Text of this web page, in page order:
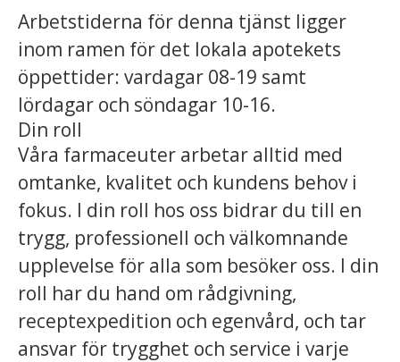
Arbetstiderna för denna tjänst ligger
inom ramen för det lokala apotekets
öppettider: vardagar 08-19 samt
lördagar och söndagar 10-16.
Din roll
Våra farmaceuter arbetar alltid med
omtanke, kvalitet och kundens behov i
fokus. I din roll hos oss bidrar du till en
trygg, professionell och välkomnande
upplevelse för alla som besöker oss. I din
roll har du hand om rådgivning,
receptexpedition och egenvård, och tar
ansvar för trygghet och service i varje